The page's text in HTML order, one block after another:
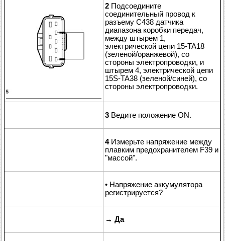
2 Подсоедините
соединительный провод к
разъему C438 датчика
диапазона коробки передач,
между штырем 1,
электрической цепи 15-TA18
(зеленой/оранжевой), со
стороны электропроводки, и
штырем 4, электрической цепи
15S-TA38 (зеленой/синей), со
стороны электропроводки.
3 Ведите положение ON.
4 Измерьте напряжение между
плавким предохранителем F39 и
"массой".
• Напряжение аккумулятора
регистрируется?
→ Да